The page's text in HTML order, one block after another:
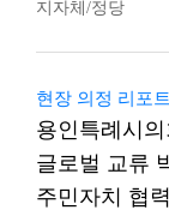
지자체/정당
현장 의정 리포트
용인특례시
글로벌 교류
주민자치 협